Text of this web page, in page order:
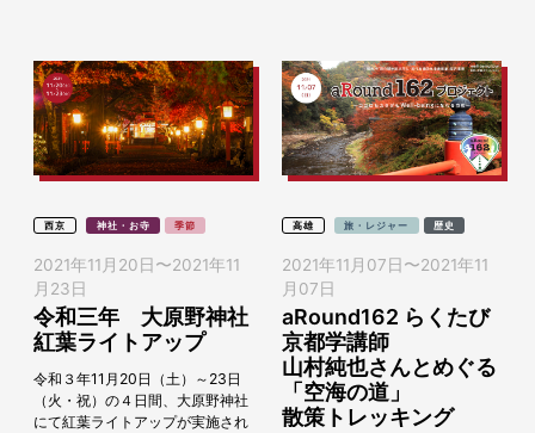
西京 神社・お寺 季節
2021年11月20日 〜2021年11
月23日
令和三年 大原野神社
紅葉ライトアップ
令和３年11月20日（土）～23日
（火・祝）の４日間、大原野神社
にて紅葉ライトアップが実施され
高雄 旅・レジャー 歴史
2021年11月07日 〜2021年11
月07日
aRound162 らくたび
京都学講師
山村純也さんとめぐる
「空海の道」
散策トレッキング